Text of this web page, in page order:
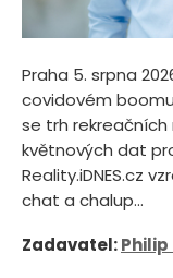
Praha 5. srpna
covidovém
se trh
květnových dat
Reality.iDNES.cz
chat a chalup...
Zadavatel:Philip